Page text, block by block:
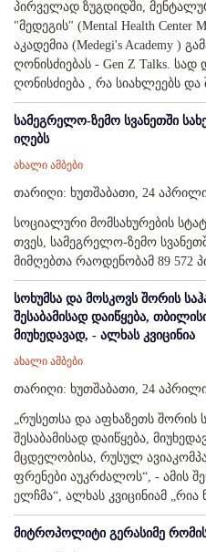
პირველად ზუგდიდში,
"მედეგის" (Mental Health Center
აკადემია (Medegi's Academy )
ღონისძიებას - Gen Z Talks.
ღონისძიება , რა სიახლეებს
სამეგრელო-ზემო სვანეთში
იღებს
ახალი ამბები
თარიღი: ხუთშაბათი, 24 აპრილი
სოციალური მომსახურების
თვეს, სამეგრელო-ზემო
მიმღებთა რაოდენობამ 89 572
სოხუმსა და მოსკოვს შორის
შესაბამისად დაიწყება,
მიუხედავად, - ალხას კვიცინია
ახალი ამბები
თარიღი: ხუთშაბათი, 24 აპრილი
„რუსეთსა და აფხაზეთს შორის
შესაბამისად დაიწყება,
მცდელობისა, რუსულ
ფრენები აუკრძალოს“, - ამის
ელჩმა“, ალხას კვიცინიამ „რია
მიტროპოლიტი გერასიმე